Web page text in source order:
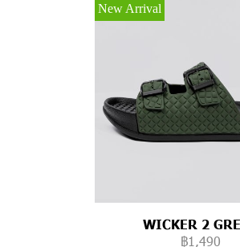
New Arrival
WICKER 2
฿1,490